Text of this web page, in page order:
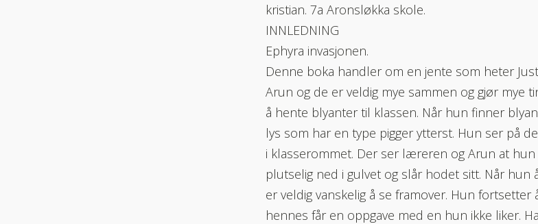
kristian. 7a Aronsløkka skole.
INNLEDNING
Ephyra invasjonen.
Denne boka handler om en jente som heter
Arun og de er veldig mye sammen og gjør mye
å hente blyanter til klassen. Når hun finner
lys som har en type pigger ytterst. Hun ser på
i klasserommet. Der ser læreren og Arun at
plutselig ned i gulvet og slår hodet sitt. Når hun
er veldig vanskelig å se framover. Hun
hennes får en oppgave med en hun ikke liker.